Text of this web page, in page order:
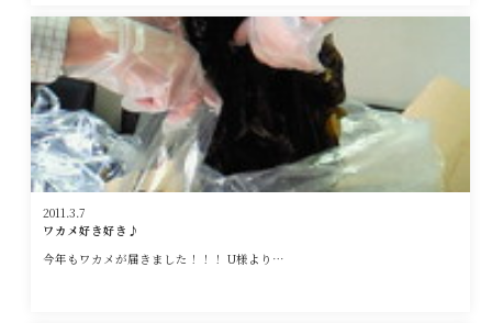
2011.3.7
ワカメ好き好き♪
今年もワカメが届きました！！！ U様より…